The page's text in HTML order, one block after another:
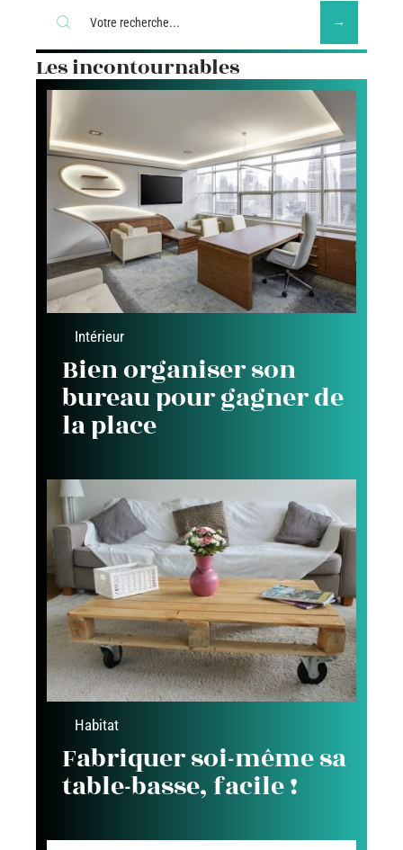
Les incontournables
Intérieur
Bien organiser son
bureau pour gagner de
la place
Habitat
Fabriquer soi-même sa
table-basse, facile !